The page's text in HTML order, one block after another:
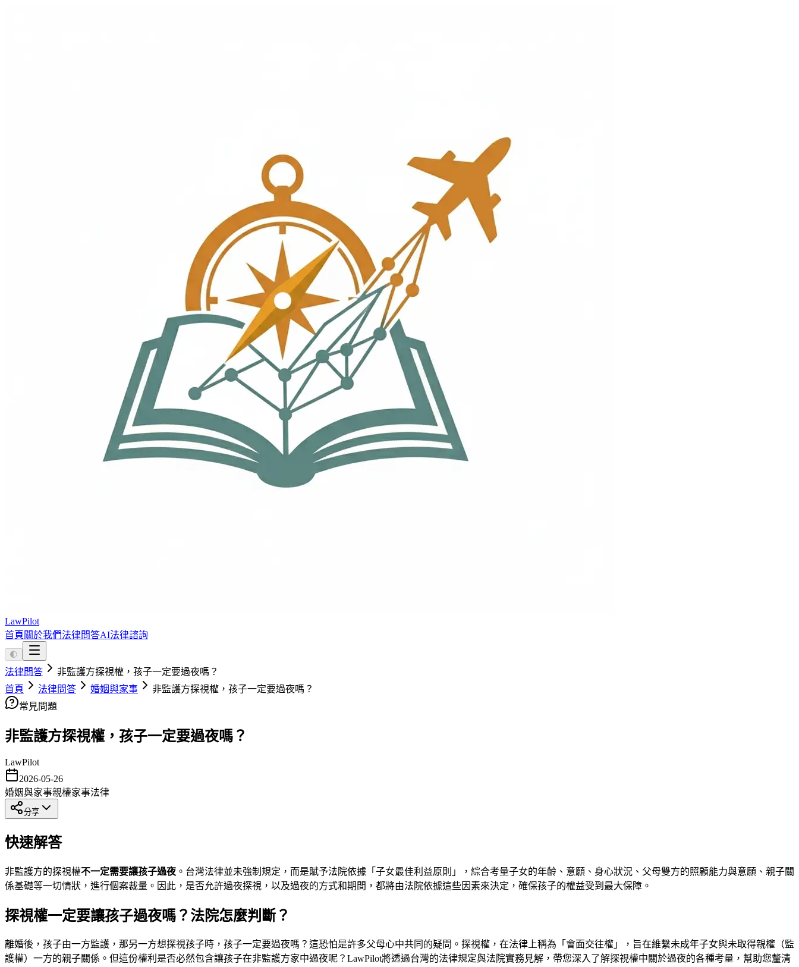
LawPilot
首頁 關於我們法律問答AI法律諮詢
🌓
法律問答
非監護方探視權，孩子一定要過夜嗎？
首頁
法律問答 婚姻與家事
非監護方探視權，孩子一定要過夜嗎？
常見問題
非監護方探視權，孩子一定要過夜嗎？
LawPilot
2026-05-26
婚姻與家事親權家事法律
分享
快速解答
非監護方的探視權不一定需要讓孩子過夜 。台灣法律並未強制規定，而是賦予法院依據「子女最佳利益原則」，綜合考量子女的年齡、意願、身心狀況、父母雙方的照顧能力與意願、親子關
係基礎等一切情狀，進行個案裁量。因此，是否允許過夜探視，以及過夜的方式和期間，都將由法院依據這些因素來決定，確保孩子的權益受到最大保障。
探視權一定要讓孩子過夜嗎？法院怎麼判斷？
離婚後，孩子由一方監護，那另一方想探視孩子時，孩子一定要過夜嗎？這恐怕是許多父母心中共同的疑問。探視權，在法律上稱為「會面交往權」，旨在維繫未成年子女與未取得親權（監
護權）一方的親子關係。但這份權利是否必然包含讓孩子在非監護方家中過夜呢？LawPilot將透過台灣的法律規定與法院實務見解，帶您深入了解探視權中關於過夜的各種考量，幫助您釐清